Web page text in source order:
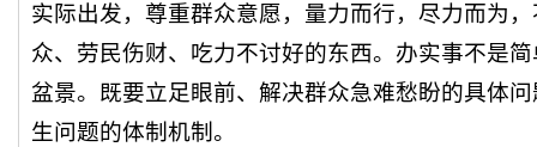
实际出发，尊重群众意愿，量力而行，尽力而为
众、劳民伤财、吃力不讨好的东西。办实事不是
盆景。既要立足眼前、解决群众急难愁盼的具体
生问题的体制机制。